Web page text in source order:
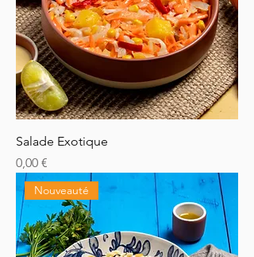
Salade Exotique
Prix
0,00 €
Nouveauté